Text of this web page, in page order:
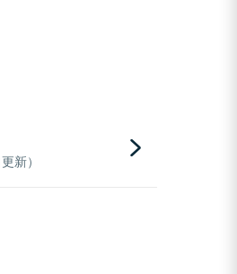
新）